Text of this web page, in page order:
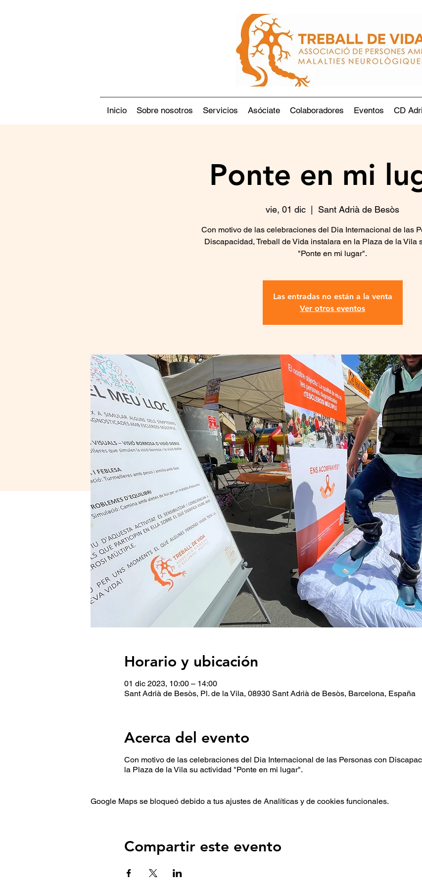
Inicio Sobre nosotros Servicios Asóciate Colaboradores Eventos CD
Ponte en mi
vie, 01 dic Sant Adrià de Besòs
Con motivo de las celebraciones del Dia Internacional de las
Discapacidad, Treball de Vida instalara en la Plaza de la Vila
"Ponte en mi lugar".
Las entradas no están a la venta
Ver otros eventos
Horario y ubicación
01 dic 2023, 10:00 – 14:00
Sant Adrià de Besòs, Pl. de la Vila, 08930 Sant Adrià de Besòs, Barcelona, España
Acerca del evento
Con motivo de las celebraciones del Dia Internacional de las Personas con
la Plaza de la Vila su actividad "Ponte en mi lugar".
Google Maps se bloqueó debido a tus ajustes de Analíticas y de cookies funcionales.
Compartir este evento